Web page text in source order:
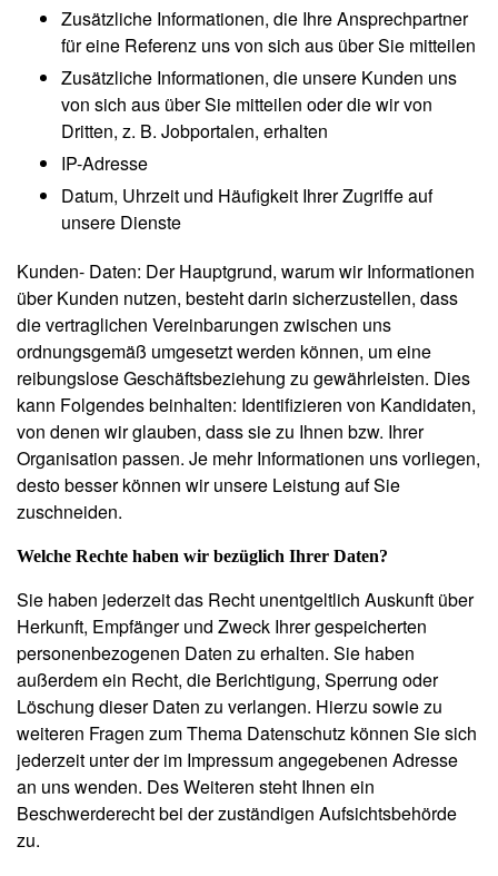
Zusätzliche Informationen, die Ihre Ansprechpartner
für eine Referenz uns von sich aus über Sie mitteilen
Zusätzliche Informationen, die unsere Kunden uns
von sich aus über Sie mitteilen oder die wir von
Dritten, z. B. Jobportalen, erhalten
IP-Adresse
Datum, Uhrzeit und Häufigkeit Ihrer Zugriffe auf
unsere Dienste
Kunden- Daten: Der Hauptgrund, warum wir Informationen
über Kunden nutzen, besteht darin sicherzustellen, dass
die vertraglichen Vereinbarungen zwischen uns
ordnungsgemäß umgesetzt werden können, um eine
reibungslose Geschäftsbeziehung zu gewährleisten. Dies
kann Folgendes beinhalten: Identifizieren von Kandidaten,
von denen wir glauben, dass sie zu Ihnen bzw. Ihrer
Organisation passen. Je mehr Informationen uns vorliegen,
desto besser können wir unsere Leistung auf Sie
zuschneiden.
Welche Rechte haben wir bezüglich Ihrer Daten?
Sie haben jederzeit das Recht unentgeltlich Auskunft über
Herkunft, Empfänger und Zweck Ihrer gespeicherten
personenbezogenen Daten zu erhalten. Sie haben
außerdem ein Recht, die Berichtigung, Sperrung oder
Löschung dieser Daten zu verlangen. Hierzu sowie zu
weiteren Fragen zum Thema Datenschutz können Sie sich
jederzeit unter der im Impressum angegebenen Adresse
an uns wenden. Des Weiteren steht Ihnen ein
Beschwerderecht bei der zuständigen Aufsichtsbehörde
zu.